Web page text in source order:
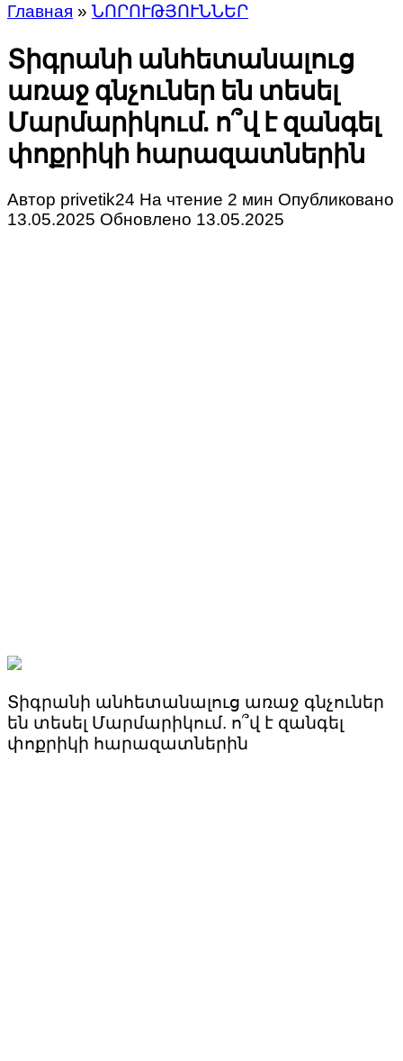
Главная » ՆՈՐՈՒԹՅՈՒՆՆԵՐ
Տիգրանի անհետանալուց
առաջ գնչուներ են տեսել
Մարմարիկում. ո՞վ է զանգել
փոքրիկի հարազատներին
Автор privetik24 На чтение 2 мин Опубликовано
13.05.2025 Обновлено 13.05.2025
Տիգրանի անհետանալուց առաջ գնչուներ
են տեսել Մարմարիկում. ո՞վ է զանգել
փոքրիկի հարազատներին